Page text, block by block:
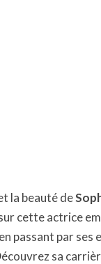
la beauté de
cette actrice
passant par ses
sa